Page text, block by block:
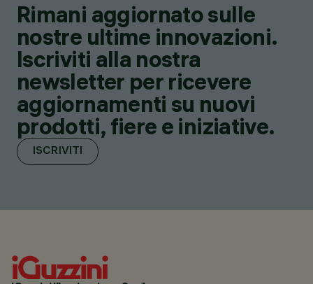
Rimani aggiornato sulle
nostre ultime innovazioni.
Iscriviti alla nostra
newsletter per ricevere
aggiornamenti su nuovi
prodotti, fiere e iniziative.
ISCRIVITI